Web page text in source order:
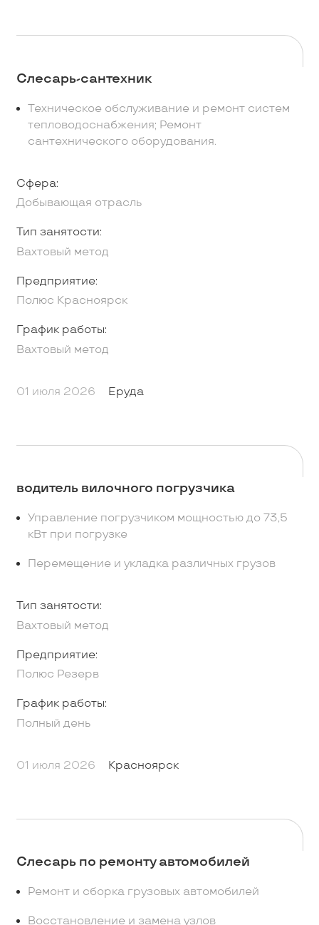
Слесарь-сантехник
Техническое обслуживание и ремонт систем
тепловодоснабжения; Ремонт
сантехнического оборудования.
Сфера:
Добывающая отрасль
Тип занятости:
Вахтовый метод
Предприятие:
Полюс Красноярск
График работы:
Вахтовый метод
01 июля 2026 Еруда
водитель вилочного погрузчика
Управление погрузчиком мощностью до 73,5
кВт при погрузке
Перемещение и укладка различных грузов
Тип занятости:
Вахтовый метод
Предприятие:
Полюс Резерв
График работы:
Полный день
01 июля 2026 Красноярск
Слесарь по ремонту автомобилей
Ремонт и сборка грузовых автомобилей
Восстановление и замена узлов